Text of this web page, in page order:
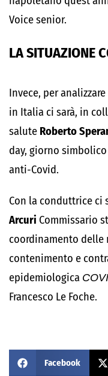
Voice senior.
LA SITUAZIONE
Invece, per
in Italia ci sarà, in
salute Roberto
day, giorno
anti-Covid.
Con la conduttrice ci
Arcuri Commissario
coordinamento delle
contenimento e
epidemiologica
Francesco Le Foche.
Facebook